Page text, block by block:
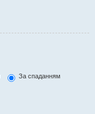
За спаданням